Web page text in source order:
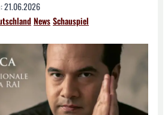
21.06.2026
NewsSchauspiel